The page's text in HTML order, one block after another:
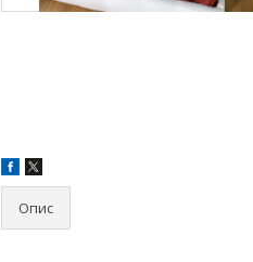
Опис